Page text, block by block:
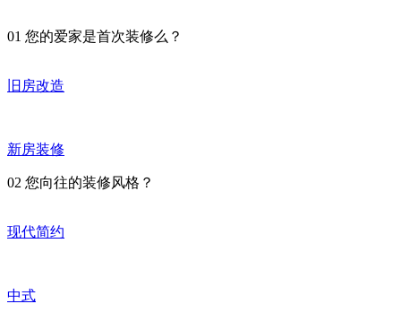
01 您的爱家是首次装修么？
旧房改造
新房装修
02 您向往的装修风格？
现代简约
中式